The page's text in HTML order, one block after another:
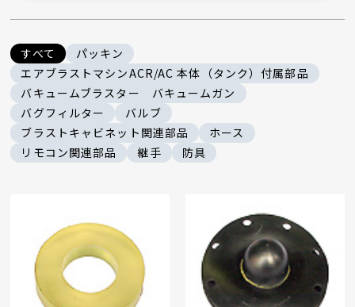
すべて
パッキン
エアブラストマシンACR/AC 本体（タンク）付属部品
バキュームブラスター バキュームガン
バグフィルター
バルブ
ブラストキャビネット関連部品
ホース
リモコン関連部品
継手 防具